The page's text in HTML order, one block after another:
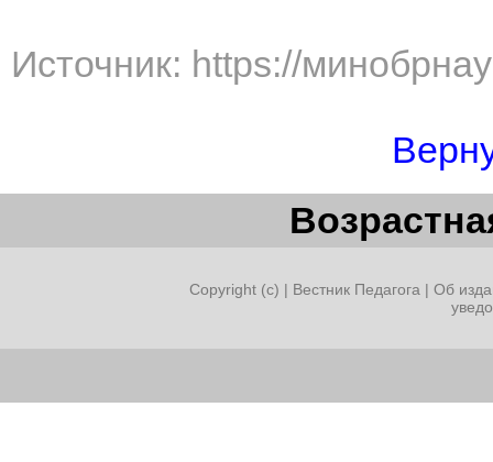
Источник: https://
Copyright (c) | Вестник Педагога | Об